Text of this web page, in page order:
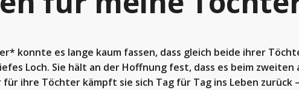
konnte es lange kaum fassen, dass gleich beide ihrer
Loch. Sie hält an der Hoffnung fest, dass es beim
für ihre Töchter kämpft sie sich Tag für Tag ins Leben